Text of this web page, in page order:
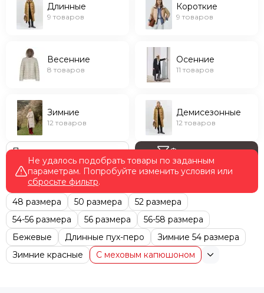
Длинные
9 товаров
Короткие
9 товаров
Весенние
8 товаров
Осенние
11 товаров
Зимние
12 товаров
Демисезонные
12 товаров
Фильтр товаров
Не удалось подобрать товары по заданным
параметрам. Попробуйте изменить условия или
сбросьте фильтр.
48 размера
50 размера
52 размера
54-56 размера
56 размера
56-58 размера
Бежевые
Длинные пух-перо
Зимние 54 размера
Зимние красные
С меховым капюшоном